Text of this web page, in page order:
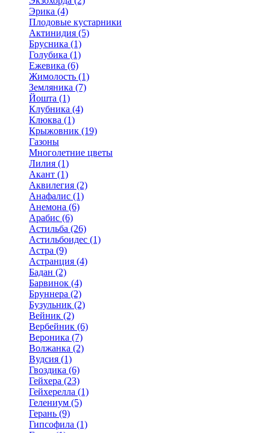
Эрика (4)
Плодовые кустарники
Актинидия (5)
Брусника (1)
Голубика (1)
Ежевика (6)
Жимолость (1)
Земляника (7)
Йошта (1)
Клубника (4)
Клюква (1)
Крыжовник (19)
Газоны
Многолетние цветы
Лилия (1)
Акант (1)
Аквилегия (2)
Анафалис (1)
Анемона (6)
Арабис (6)
Астильба (26)
Астильбоидес (1)
Астра (9)
Астранция (4)
Бадан (2)
Барвинок (4)
Бруннера (2)
Бузульник (2)
Вейник (2)
Вербейник (6)
Вероника (7)
Волжанка (2)
Вудсия (1)
Гвоздика (6)
Гейхера (23)
Гейхерелла (1)
Гелениум (5)
Герань (9)
Гипсофила (1)